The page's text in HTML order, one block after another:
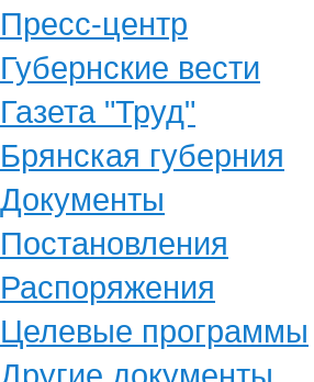
Пресс-центр
Губернские вести
Газета "Труд"
Брянская губерния
Документы
Постановления
Распоряжения
Целевые программы